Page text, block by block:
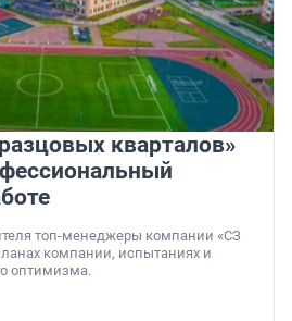
кварталов»
топ-менеджеры компании «СЗ
компании, испытаниях и
оптимизма.